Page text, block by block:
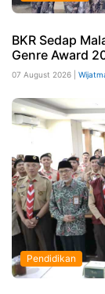
BKR Sedap
Genre Award
07 August 2026 |
Pendidikan